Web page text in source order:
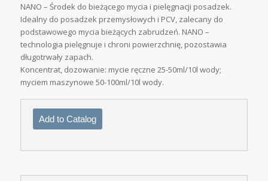
NANO – Środek do bieżącego mycia i pielęgnacji posadzek.
Idealny do posadzek przemysłowych i PCV, zalecany do
podstawowego mycia bieżących zabrudzeń. NANO –
technologia pielęgnuje i chroni powierzchnię, pozostawia
długotrwały zapach.
Koncentrat, dozowanie: mycie ręczne 25-50ml/10l wody;
myciem maszynowe 50-100ml/10l wody.
Add to Catalog